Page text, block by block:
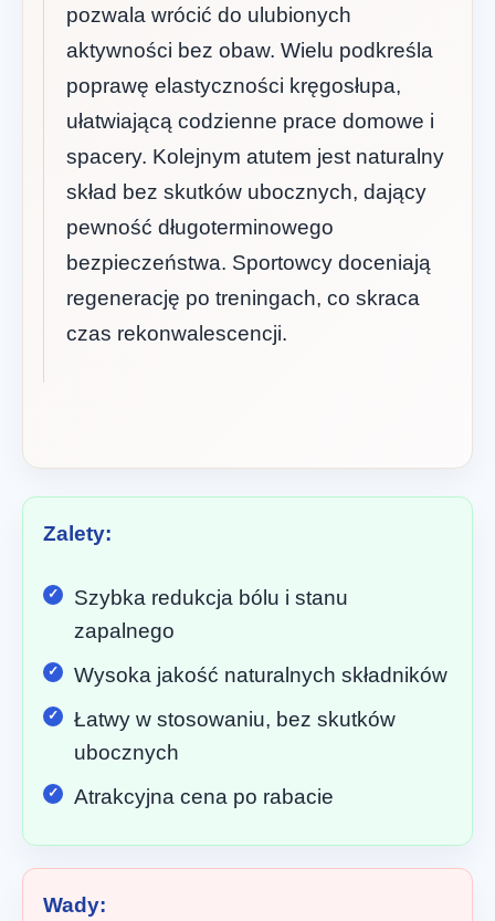
pozwala wrócić do ulubionych
aktywności bez obaw. Wielu podkreśla
poprawę elastyczności kręgosłupa,
ułatwiającą codzienne prace domowe i
spacery. Kolejnym atutem jest naturalny
skład bez skutków ubocznych, dający
pewność długoterminowego
bezpieczeństwa. Sportowcy doceniają
regenerację po treningach, co skraca
czas rekonwalescencji.
Zalety:
Szybka redukcja bólu i stanu
zapalnego
Wysoka jakość naturalnych składników
Łatwy w stosowaniu, bez skutków
ubocznych
Atrakcyjna cena po rabacie
Wady: